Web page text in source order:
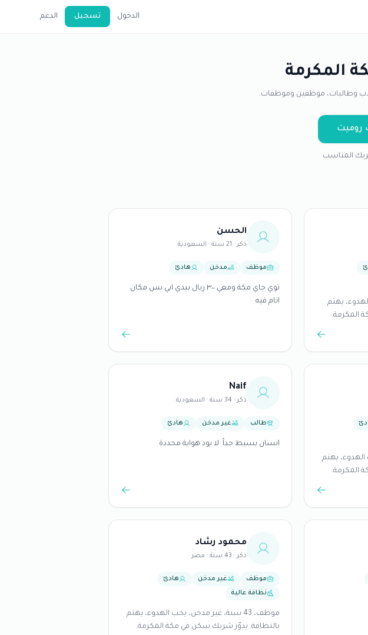
الدخول تسجيل الدعم
المكرمة
وطالبات، موظفين وموظفات.
المناسب
الهدوء، يهتم
المكرمة.
الحسن
ذكر · 21 سنة · السعودية
موظف مدخن هادئ
توي جاي مكة ومعي ٣٠٠ ريال بيدي ابي بس مكان
انام فيه
الهدوء، يهتم
المكرمة.
Naif
ذكر · 34 سنة · السعودية
طالب غير مدخن هادئ
انسان بسيط جداً لا يود هواية محددة
محمود رشاد
ذكر · 43 سنة · مصر
موظف غير مدخن
هادئ
نظافة عالية
موظف، 43 سنة، غير مدخن، يحب الهدوء، يهتم
بالنظافة. يدوّر شريك سكن في مكة المكرمة.